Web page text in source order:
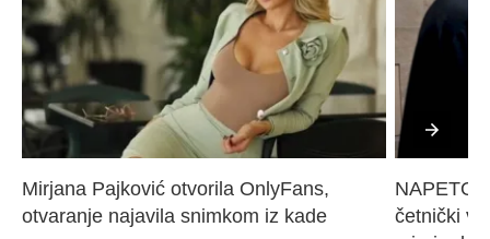
Mirjana Pajković otvorila OnlyFans,
otvaranje najavila snimkom iz kade
NAPETO
četnički